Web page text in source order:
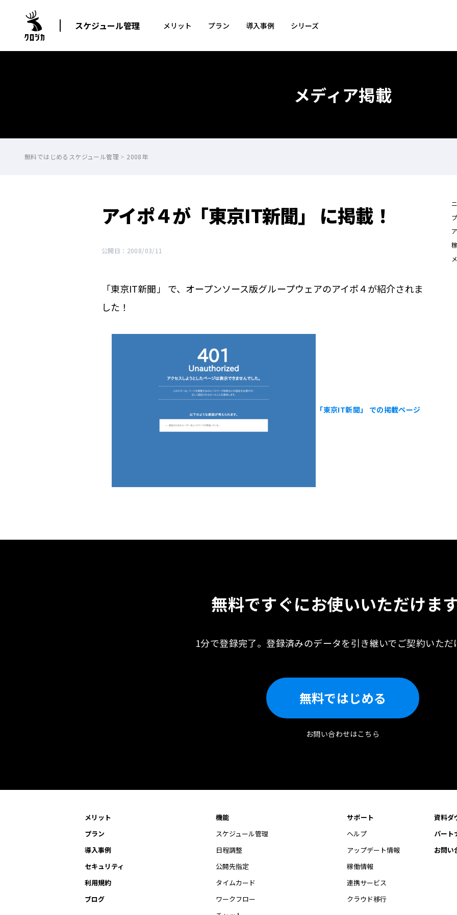
スケジュール管理 メリット プラン 導入事例 シリーズ
メディア掲載
無料ではじめるスケジュール管理 > 2008年
アイポ４が「東京IT新聞」 に掲載！
公開日：2008/03/11
「東京IT新聞」 で、オープンソース版グループウェアのアイポ４が紹介されま
した！
「東京IT新聞」 での掲載ページ
無料ですぐにお使いいただけます
1分で登録完了。登録済みのデータを引き継いでご契約いただ
無料ではじめる
お問い合わせはこちら
メリット
プラン
導入事例
セキュリティ
利用規約
ブログ
機能
スケジュール管理
日程調整
公開先指定
タイムカード
ワークフロー
サポート
ヘルプ
アップデート情報
稼働情報
連携サービス
クラウド移行
資料ダ
パート
お問い